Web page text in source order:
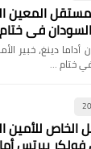
في
دينغ، خبير
ختام …
الخاص للأمين